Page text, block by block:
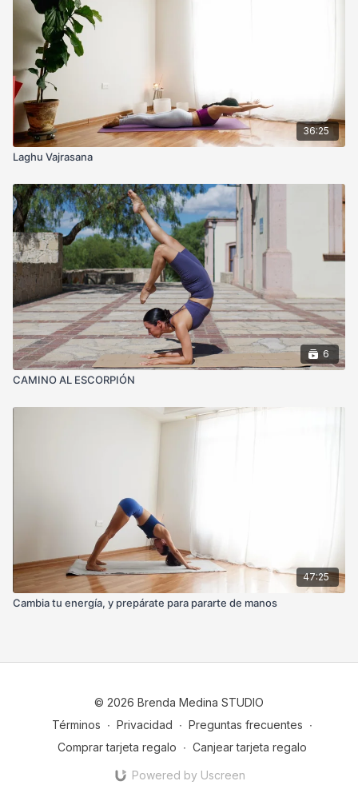
36:25
Laghu Vajrasana
6
CAMINO AL ESCORPIÓN
47:25
Cambia tu energía, y prepárate para pararte de manos
© 2026 Brenda Medina STUDIO
Términos ∙ Privacidad ∙ Preguntas frecuentes ∙
Comprar tarjeta regalo ∙ Canjear tarjeta regalo
Powered by Uscreen